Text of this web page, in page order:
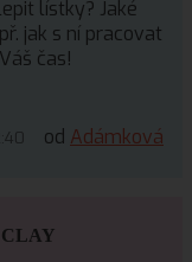
lístky? Jaké
jak s ní pracovat
čas!
od Adámková